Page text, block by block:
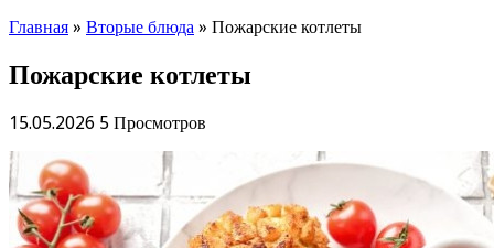
Главная » Вторые блюда » Пожарские котлеты
Пожарские котлеты
15.05.2026 5 Просмотров